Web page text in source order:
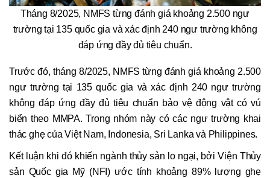
Tháng 8/2025, NMFS từng đánh giá khoảng 2.500 ngư
trường tại 135 quốc gia và xác định 240 ngư trường không
đáp ứng đầy đủ tiêu chuẩn.
Trước đó, tháng 8/2025, NMFS từng đánh giá khoảng 2.500
ngư trường tại 135 quốc gia và xác định 240 ngư trường
không đáp ứng đầy đủ tiêu chuẩn bảo vệ động vật có vú
biển theo MMPA. Trong nhóm này có các ngư trường khai
thác ghẹ của Việt Nam, Indonesia, Sri Lanka và Philippines.
Kết luận khi đó khiến ngành thủy sản lo ngại, bởi Viện Thủy
sản Quốc gia Mỹ (NFI) ước tính khoảng 89% lượng ghẹ